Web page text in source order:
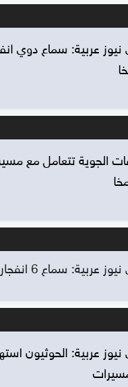
عربية: سماع دوي
الجوية تتعامل مع
مصادر يمنية
عربية: الحوثيون